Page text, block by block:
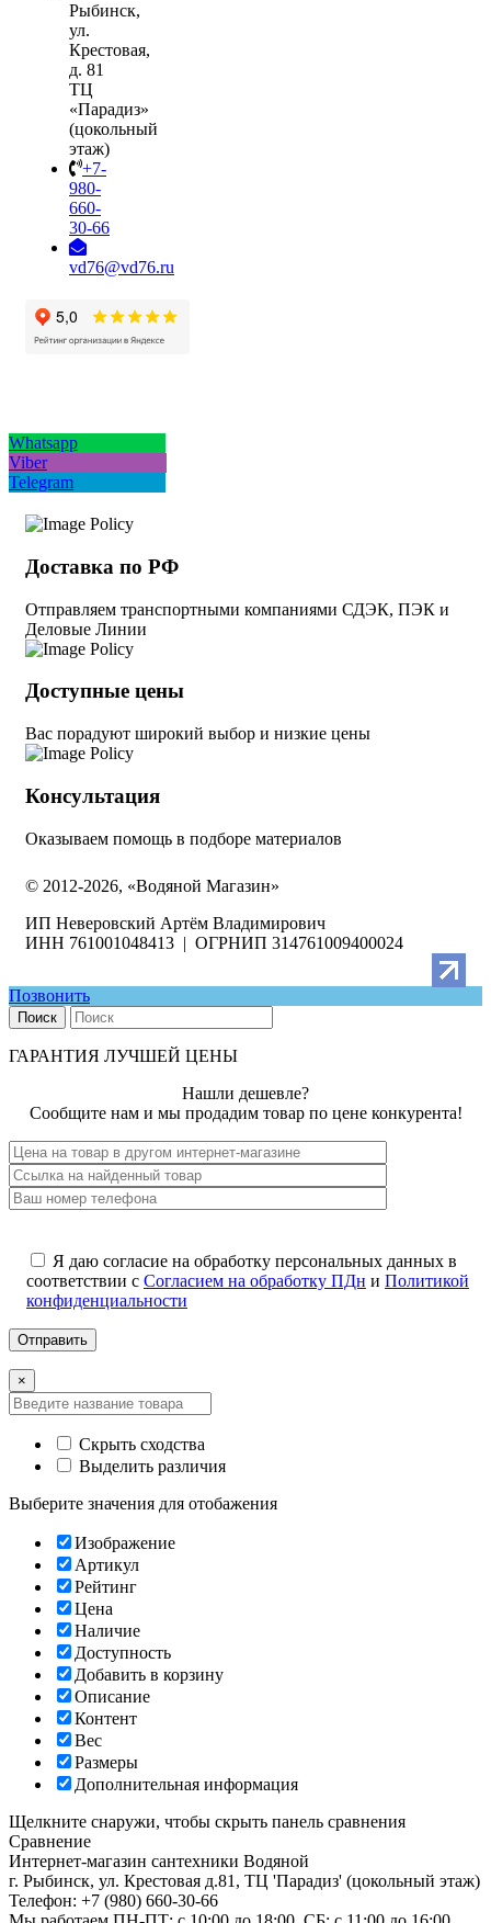
Рыбинск,
ул.
Крестовая,
д. 81
ТЦ
«Парадиз»
(цокольный
этаж)
+7-
980-
660-
30-66
vd76@vd76.ru
Whatsapp
Viber
Telegram
Доставка по РФ
Отправляем транспортными компаниями СДЭК, ПЭК и
Деловые Линии
Доступные цены
Вас порадуют широкий выбор и низкие цены
Консультация
Оказываем помощь в подборе материалов
© 2012-2026, «Водяной Магазин»
ИП Неверовский Артём Владимирович
ИНН 761001048413 | ОГРНИП 314761009400024
Позвонить
Поиск
ГАРАНТИЯ ЛУЧШЕЙ ЦЕНЫ
Нашли дешевле?
Сообщите нам и мы продадим товар по цене конкурента!
Я даю согласие на обработку персональных данных в
соответствии с Согласием на обработку ПДн и Политикой
конфиденциальности
×
Скрыть сходства
Выделить различия
Выберите значения для отобажения
Изображение
Артикул
Рейтинг
Цена
Наличие
Доступность
Добавить в корзину
Описание
Контент
Вес
Размеры
Дополнительная информация
Щелкните снаружи, чтобы скрыть панель сравнения
Сравнение
Интернет-магазин сантехники Водяной
г. Рыбинск, ул. Крестовая д.81, ТЦ 'Парадиз' (цокольный этаж)
Телефон: +7 (980) 660-30-66